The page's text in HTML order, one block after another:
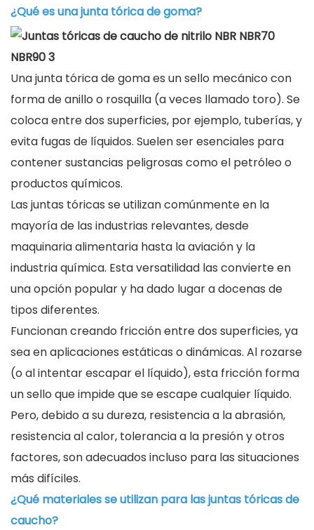
¿Qué es una junta tórica de goma?
Una junta tórica de goma es un sello mecánico con
forma de anillo o rosquilla (a veces llamado toro). Se
coloca entre dos superficies, por ejemplo, tuberías, y
evita fugas de líquidos. Suelen ser esenciales para
contener sustancias peligrosas como el petróleo o
productos químicos.
Las juntas tóricas se utilizan comúnmente en la
mayoría de las industrias relevantes, desde
maquinaria alimentaria hasta la aviación y la
industria química. Esta versatilidad las convierte en
una opción popular y ha dado lugar a docenas de
tipos diferentes.
Funcionan creando fricción entre dos superficies, ya
sea en aplicaciones estáticas o dinámicas. Al rozarse
(o al intentar escapar el líquido), esta fricción forma
un sello que impide que se escape cualquier líquido.
Pero, debido a su dureza, resistencia a la abrasión,
resistencia al calor, tolerancia a la presión y otros
factores, son adecuados incluso para las situaciones
más difíciles.
¿Qué materiales se utilizan para las juntas tóricas de
caucho?